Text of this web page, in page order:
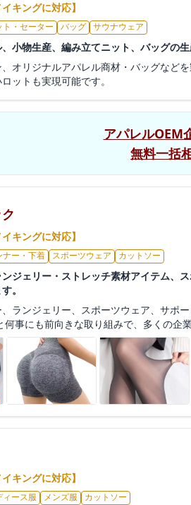
キングに対応】
ト・セーター バッグ サウナウェア
小物生産、編み立てニット、バッグの
オリジナルアパレル商材・バッグなど
ットも実現可能です。
アパレルOEM
無料一括
キングに対応】
ナー・下着 スポーツウェア カットソー
ジェリー・ストレッチ素材アイテム、
。
ランジェリー、スポーツウェア、サポ
何事にも前向きな取り組みで、多くの企
キングに対応】
ィース服 メンズ服 カットソー